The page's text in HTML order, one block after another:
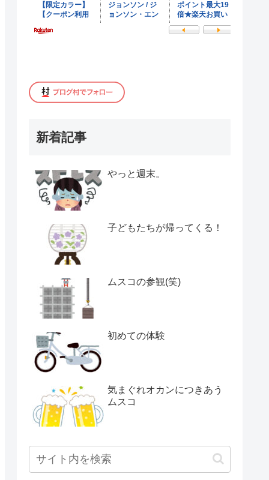
新着記事
やっと週末。
子どもたちが帰ってくる！
ムスコの参観(笑)
初めての体験
気まぐれオカンにつきあう
ムスコ